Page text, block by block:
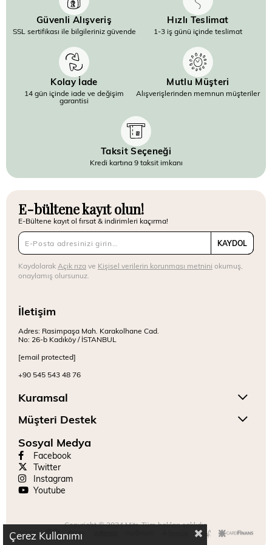
Güvenli Alışveriş
SSL sertifikası ile bilgileriniz güvende
Hızlı Teslimat
1-3 iş günü içinde teslimat
Kolay İade
14 gün içinde iade ve değişim
garantisi
Mutlu Müşteri
Alışverişlerinden memnun müşteriler
Taksit Seçeneği
Kredi kartına 9 taksit imkanı
E-bültene kayıt olun!
E-Bültene kayıt ol fırsat & indirimleri kaçırma!
KAYDOL
Kaydolarak Açık rızave Kişisel verilerin korunması metnini okumuş,
onaylamış olursunuz.
İletişim
Adres: Rasimpaşa Mah. Karakolhane Cad.
No: 26-b Kadıköy / İSTANBUL
[email protected]
+90 545 543 48 76
Kuramsal
Müşteri Destek
Sosyal Medya
Facebook
Twitter
Instagram
Youtube
Copyright © 2024 Mitr. Tüm hakları saklıdır.
Çerez Kullanımı